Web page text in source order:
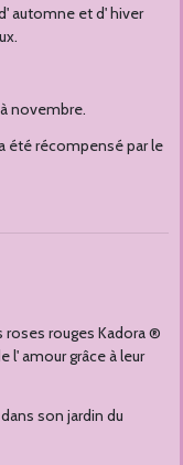
automne et d' hiver
novembre.
été récompensé par le
roses rouges Kadora ®
l' amour grâce à leur
son jardin du